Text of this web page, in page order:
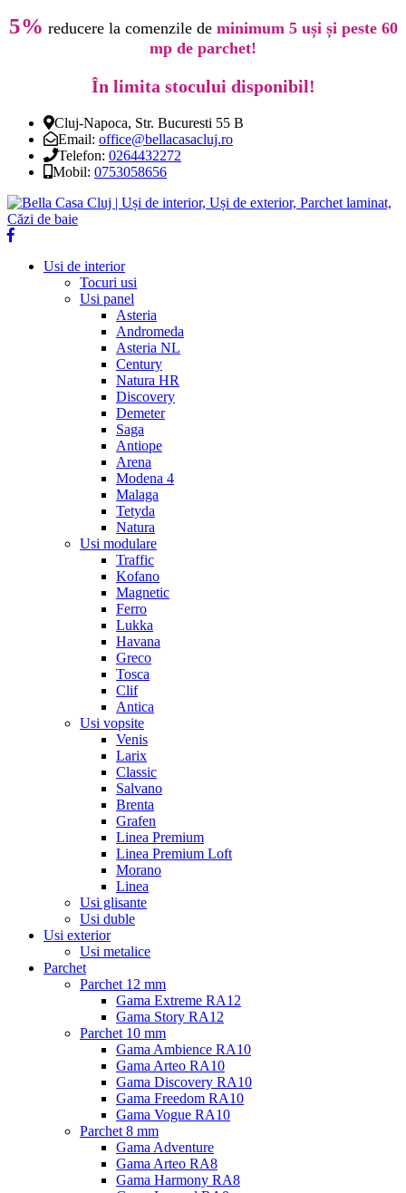
5% reducere la comenzile de minimum 5 uși și peste 60
mp de parchet!
În limita stocului disponibil!
Cluj-Napoca, Str. Bucuresti 55 B
Email: office@bellacasacluj.ro
Telefon: 0264432272
Mobil: 0753058656
Usi de interior
Tocuri usi
Usi panel
Asteria
Andromeda
Asteria NL
Century
Natura HR
Discovery
Demeter
Saga
Antiope
Arena
Modena 4
Malaga
Tetyda
Natura
Usi modulare
Traffic
Kofano
Magnetic
Ferro
Lukka
Havana
Greco
Tosca
Clif
Antica
Usi vopsite
Venis
Larix
Classic
Salvano
Brenta
Grafen
Linea Premium
Linea Premium Loft
Morano
Linea
Usi glisante
Usi duble
Usi exterior
Usi metalice
Parchet
Parchet 12 mm
Gama Extreme RA12
Gama Story RA12
Parchet 10 mm
Gama Ambience RA10
Gama Arteo RA10
Gama Discovery RA10
Gama Freedom RA10
Gama Vogue RA10
Parchet 8 mm
Gama Adventure
Gama Arteo RA8
Gama Harmony RA8